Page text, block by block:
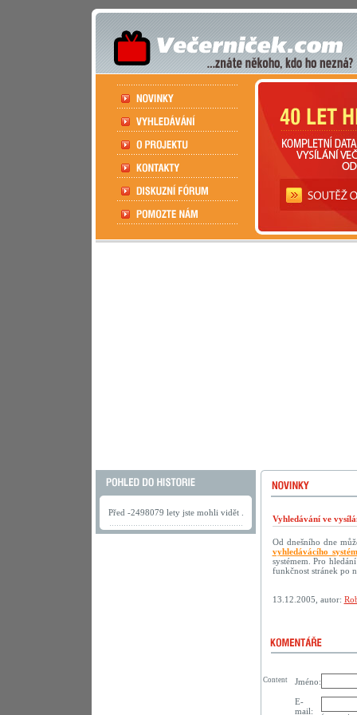
Před -2498079 lety jste mohli vidět .
Vyhledávání ve
Od dnešního dne
vyhledávácího
systémem. Pro
funkčnost stránek po
13.12.2005, autor:
Jméno:
E-
mail:
Content